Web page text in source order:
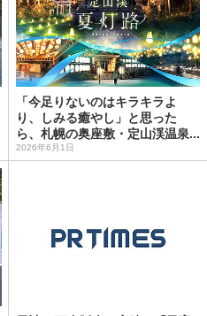
「今足りないのはキラキラよ
り、しみる癒やし」と思った
ら、札幌の奥座敷・定山渓温泉...
2026年6月1日